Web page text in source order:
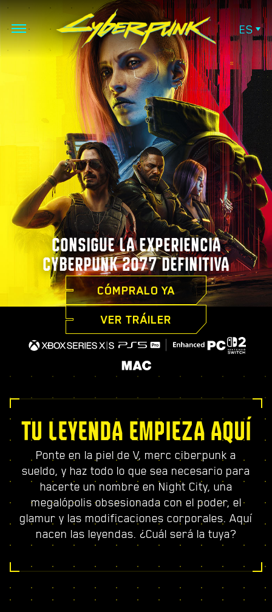
ES
CONSIGUE LA EXPERIENCIA
CYBERPUNK 2077 DEFINITIVA
CÓMPRALO YA
VER TRÁILER
TU LEYENDA EMPIEZA AQUÍ
Ponte en la piel de V, merc ciberpunk a
sueldo, y haz todo lo que sea necesario para
hacerte un nombre en Night City, una
megalópolis obsesionada con el poder, el
glamur y las modificaciones corporales. Aquí
nacen las leyendas. ¿Cuál será la tuya?